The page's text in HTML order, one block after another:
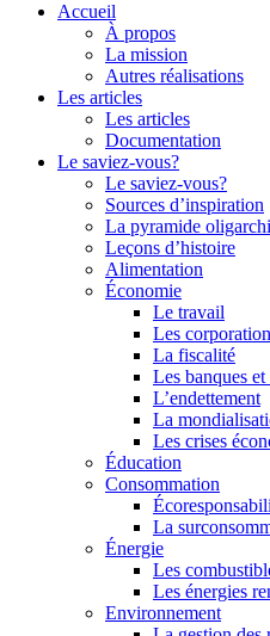
Accueil
À propos
La mission
Autres réalisations
Les articles
Les articles
Documentation
Le saviez-vous?
Le saviez-vous?
Sources d’inspiration
La pyramide
Leçons d’histoire
Alimentation
Économie
Le travail
Les
La fiscalité
Les banques
L’endettement
La
Les crises
Éducation
Consommation
La
Énergie
Les
Les énergies
Environnement